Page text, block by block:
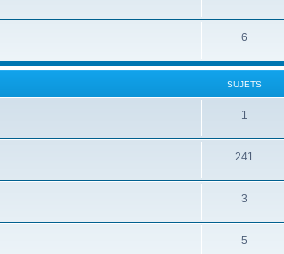
6
SUJETS
1
241
3
5